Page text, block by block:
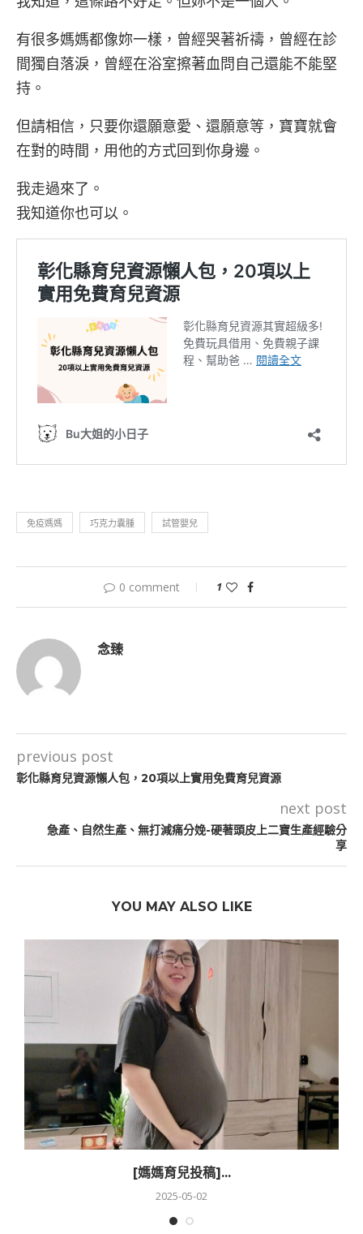
有很多媽媽都像妳一樣，曾經哭著祈禱，曾經在診
間獨自落淚，曾經在浴室擦著血問自己還能不能堅
持。
但請相信，只要你還願意愛、還願意等，寶寶就會
在對的時間，用他的方式回到你身邊。
我走過來了。
我知道你也可以。
免疫媽媽 巧克力囊腫 試管嬰兒
0 comment 1
念臻
previous post
彰化縣育兒資源懶人包，20項以上實用免費育兒資源
next post
急產、自然生產、無打減痛分娩-硬著頭皮上二寶生產經驗分
享
YOU MAY ALSO LIKE
[媽媽育兒投稿]...
2025-05-02